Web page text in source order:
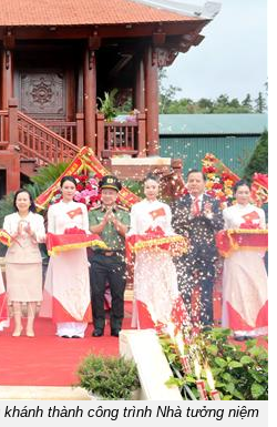
thành công trình Nhà tưởng niệm